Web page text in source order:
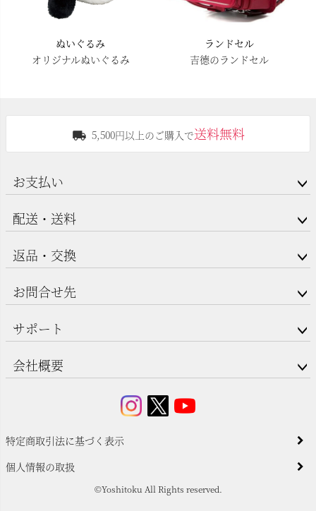
ぬいぐるみ
オリジナルぬいぐるみ
ランドセル
吉德のランドセル
5,500円以上のご購入で送料無料
お支払い
配送・送料
返品・交換
お問合せ先
サポート
会社概要
特定商取引法に基づく表示
個人情報の取扱
©Yoshitoku All Rights reserved.